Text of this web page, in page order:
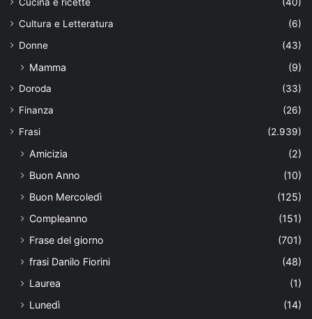
Cultura e Letteratura
(6)
Donne
(43)
Mamma (9)
Doroda
(33)
Finanza
(26)
Frasi
(2.939)
Amicizia
(2)
Buon Anno
(10)
Buon Mercoledì
(125)
Compleanno
(151)
Frase del giorno
(701)
frasi Danilo Fiorini
(48)
Laurea
(1)
Lunedì
(14)